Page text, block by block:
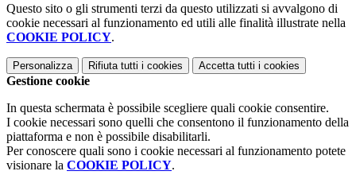
Questo sito o gli strumenti terzi da questo utilizzati si avvalgono di
cookie necessari al funzionamento ed utili alle finalità illustrate nella
COOKIE POLICY.
Personalizza Rifiuta tutti i cookies Accetta tutti i cookies
Gestione cookie
In questa schermata è possibile scegliere quali cookie consentire.
I cookie necessari sono quelli che consentono il funzionamento della
piattaforma e non è possibile disabilitarli.
Per conoscere quali sono i cookie necessari al funzionamento potete
visionare la COOKIE POLICY.